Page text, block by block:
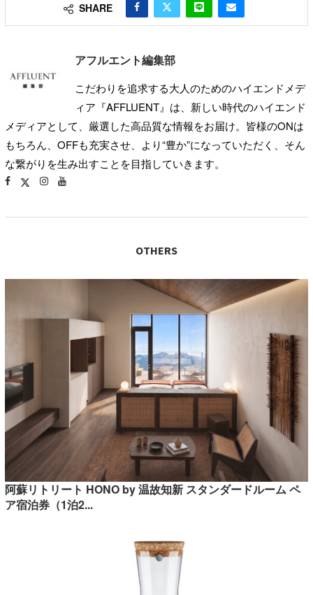
SHARE
アフルエント編集部
こだわりを追求する大人のためのハイエンドメデ
ィア『AFFLUENT』は、新しい時代のハイエンド
メディアとして、厳選した高品質な情報をお届け。皆様のONは
もちろん、OFFも充実させ、より“豊か”になっていただく、そん
な繋がりを生み出すことを目指していきます。
OTHERS
阿蘇リトリート HONO by 温故知新 スタンダードルーム ペ
ア宿泊券（1泊2...